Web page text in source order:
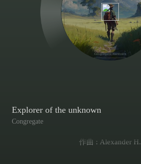
Explorer of the unknown
Congregate
作曲 : Alexander H.